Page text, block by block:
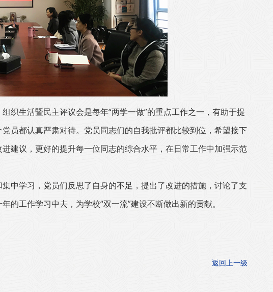
织生活暨民主评议会是每年“两学一做”的重点工作之一，有助于提
员都认真严肃对待。党员同志们的自我批评都比较到位，希望接下
建议，更好的提升每一位同志的综合水平，在日常工作中加强示范
中学习，党员们反思了自身的不足，提出了改进的措施，讨论了支
工作学习中去，为学校“双一流”建设不断做出新的贡献。
返回上一级